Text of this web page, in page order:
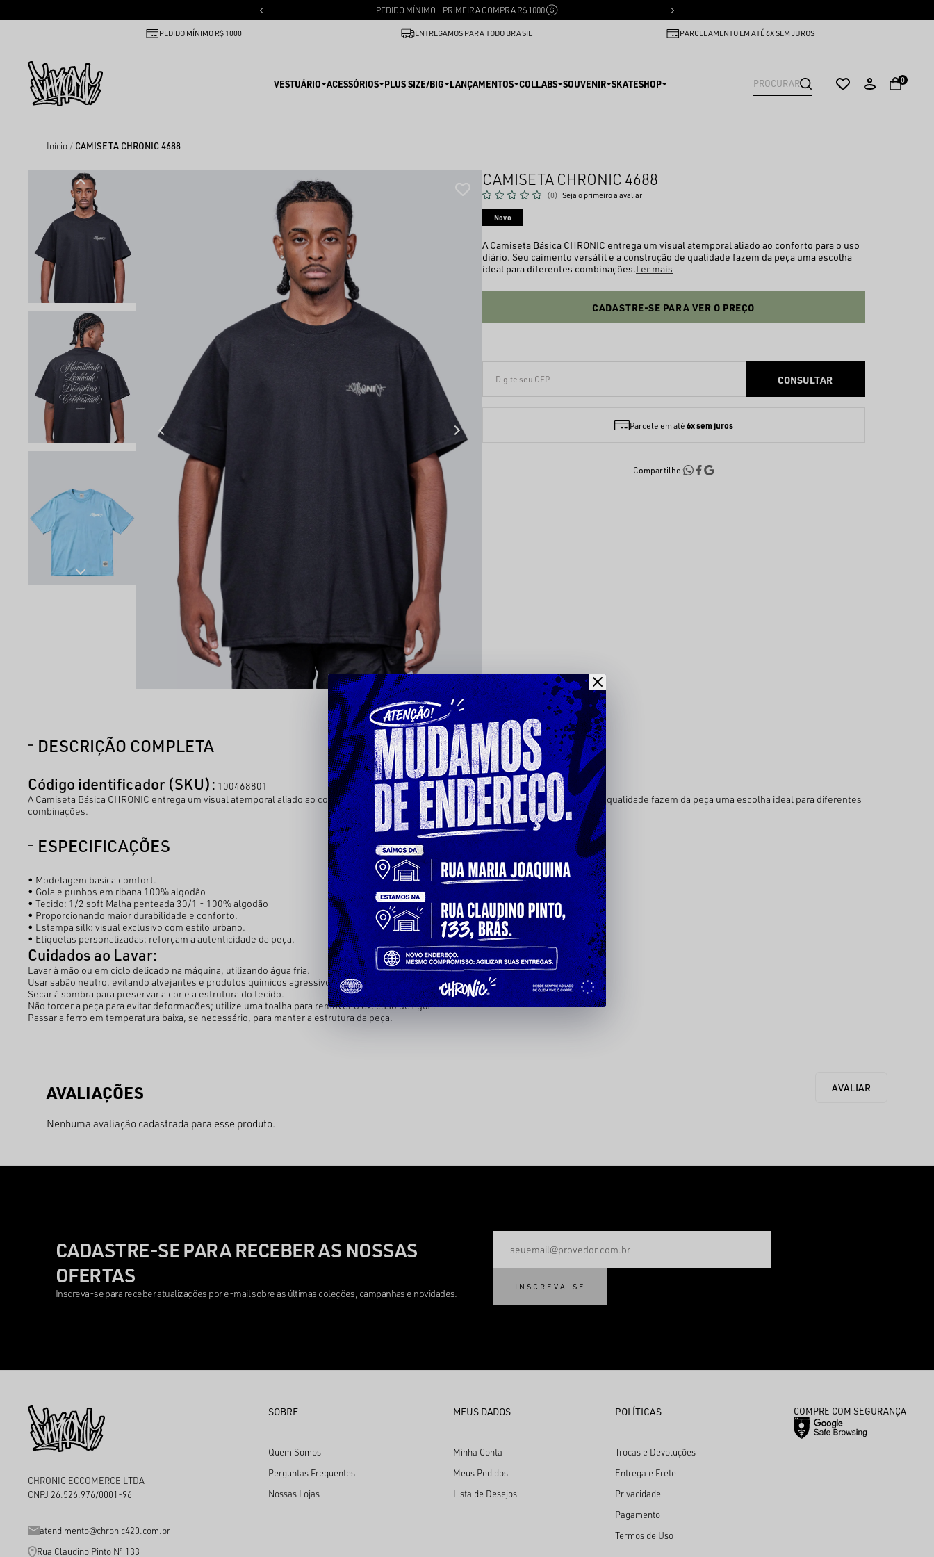
PEDIDO MÍNIMO - PRIMEIRA COMPRA R$ 1000
PEDIDO MÍNIMO R$ 1000 ENTREGAMOS PARA TODO BRASIL PARCELAMENTO EM ATÉ 6X SEM JUROS
VESTUÁRIO ACESSÓRIOS PLUS SIZE/BIG LANÇAMENTOS COLLABS SOUVENIR SKATESHOP 0
Início CAMISETA CHRONIC 4688
CAMISETA CHRONIC 4688
(0) Seja o primeiro a avaliar
Novo
A Camiseta Básica CHRONIC entrega um visual atemporal aliado ao conforto para o uso
diário. Seu caimento versátil e a construção de qualidade fazem da peça uma escolha
ideal para diferentes combinações.Ler mais
CADASTRE-SE PARA VER O PREÇO
Parcele em até 6x sem juros
Compartilhe:
DESCRIÇÃO COMPLETA
Código identificador (SKU): 100468801
A Camiseta Básica CHRONIC entrega um visual atemporal aliado ao conforto para o uso diário. Seu caimento versátil e a construção de qualidade fazem da peça uma escolha ideal para diferentes
combinações.
ESPECIFICAÇÕES
• Modelagem basica comfort.
• Gola e punhos em ribana 100% algodão
• Tecido: 1/2 soft Malha penteada 30/1 - 100% algodão
• Proporcionando maior durabilidade e conforto.
• Estampa silk: visual exclusivo com estilo urbano.
• Etiquetas personalizadas: reforçam a autenticidade da peça.
Cuidados ao Lavar:
Lavar à mão ou em ciclo delicado na máquina, utilizando água fria.
Usar sabão neutro, evitando alvejantes e produtos químicos agressivos.
Secar à sombra para preservar a cor e a estrutura do tecido.
Não torcer a peça para evitar deformações; utilize uma toalha para remover o excesso de água.
Passar a ferro em temperatura baixa, se necessário, para manter a estrutura da peça.
Nenhuma avaliação cadastrada para esse produto.
CADASTRE-SE PARA RECEBER AS NOSSAS
OFERTAS
Inscreva-se para receber atualizações por e-mail sobre as últimas coleções, campanhas e novidades.
INSCREVA-SE
CHRONIC ECCOMERCE LTDA
CNPJ 26.526.976/0001-96
atendimento@chronic420.com.br
Rua Claudino Pinto Nº 133
SOBRE
Quem Somos
Perguntas Frequentes
Nossas Lojas
MEUS DADOS
Minha Conta
Meus Pedidos
Lista de Desejos
POLÍTICAS
Trocas e Devoluções
Entrega e Frete
Privacidade
Pagamento
Termos de Uso
COMPRE COM SEGURANÇA